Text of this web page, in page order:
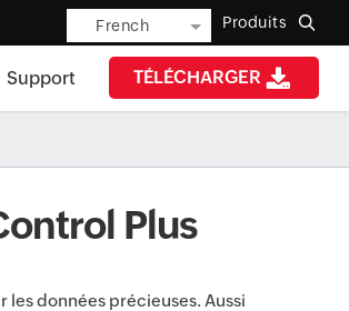
French Produits
TÉLÉCHARGER
Support
Plus
données précieuses. Aussi